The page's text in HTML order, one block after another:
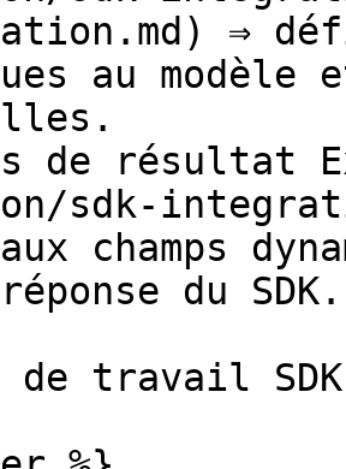
⇒
au
de résultat
sdk-
champs
du SDK.
de travail